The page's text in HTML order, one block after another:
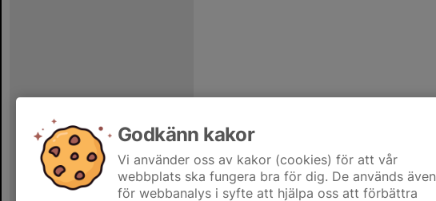
Godkänn kakor
Vi använder oss av kakor (cookies) för att vår
webbplats ska fungera bra för dig. De används även
för webbanalys i syfte att hjälpa oss att förbättra